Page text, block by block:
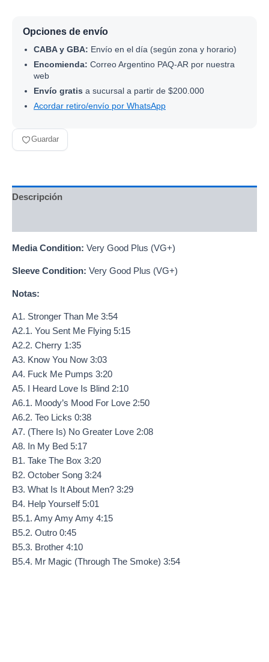
Opciones de envío
CABA y GBA: Envío en el día (según zona y horario)
Encomienda: Correo Argentino PAQ-AR por nuestra
web
Envío gratis a sucursal a partir de $200.000
Acordar retiro/envío por WhatsApp
Guardar
Descripción
Media Condition: Very Good Plus (VG+)
Sleeve Condition: Very Good Plus (VG+)
Notas:
A1. Stronger Than Me 3:54
A2.1. You Sent Me Flying 5:15
A2.2. Cherry 1:35
A3. Know You Now 3:03
A4. Fuck Me Pumps 3:20
A5. I Heard Love Is Blind 2:10
A6.1. Moody’s Mood For Love 2:50
A6.2. Teo Licks 0:38
A7. (There Is) No Greater Love 2:08
A8. In My Bed 5:17
B1. Take The Box 3:20
B2. October Song 3:24
B3. What Is It About Men? 3:29
B4. Help Yourself 5:01
B5.1. Amy Amy Amy 4:15
B5.2. Outro 0:45
B5.3. Brother 4:10
B5.4. Mr Magic (Through The Smoke) 3:54